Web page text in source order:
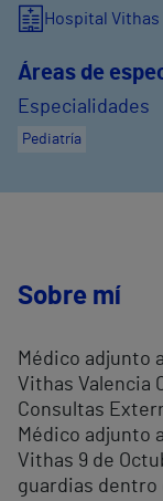
Hospital
Áreas de
Especialidades
Pediatría
Sobre mí
Médico adjunto
Vithas Valencia
Consultas
Médico adjunto
Vithas 9 de
guardias dentro